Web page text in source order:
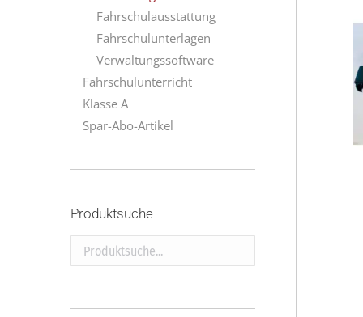
Fahrschulausstattung
Fahrschulunterlagen
Verwaltungssoftware
Fahrschulunterricht
Klasse A
Spar-Abo-Artikel
Produktsuche
Produktsuche...